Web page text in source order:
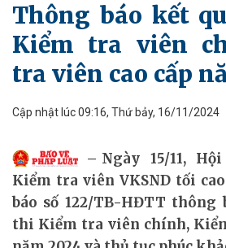
Thông báo kết
Kiểm tra viên
tra viên cao cấp
Cập nhật lúc 09:16, Thứ bảy, 16/11/2024
Ngày 15/11,
Kiểm tra viên VKSND tối
báo số 122/TB-HĐTT thông
thi Kiểm tra viên chính,